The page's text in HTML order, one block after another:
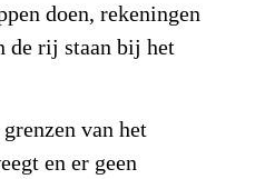
doen, rekeningen
de rij staan bij het
van het
en er geen